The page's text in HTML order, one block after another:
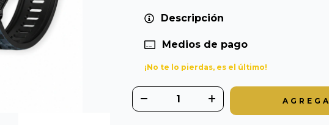
Descripción
Medios de pago
¡No te lo pierdas, es el último!